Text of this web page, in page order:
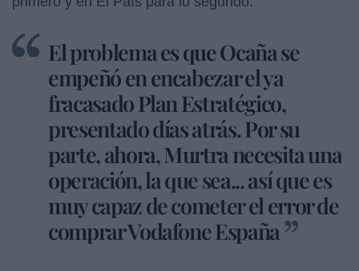
El problema es que Ocaña se
empeñó en encabezar el ya
fracasado Plan Estratégico,
presentado días atrás. Por su
parte, ahora, Murtra necesita una
operación, la que sea... así que es
muy capaz de cometer el error de
comprar Vodafone España